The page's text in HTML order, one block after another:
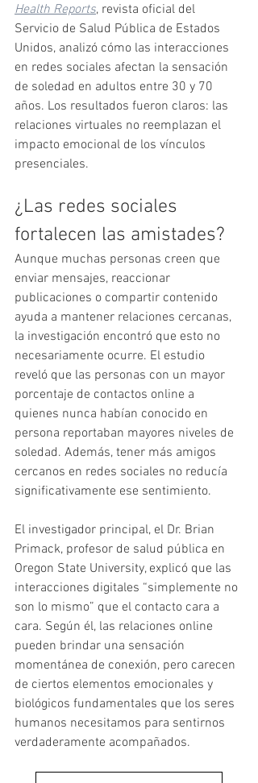
Health Reports, revista oficial del
Servicio de Salud Pública de Estados
Unidos, analizó cómo las interacciones
en redes sociales afectan la sensación
de soledad en adultos entre 30 y 70
años. Los resultados fueron claros: las
relaciones virtuales no reemplazan el
impacto emocional de los vínculos
presenciales.
¿Las redes sociales
fortalecen las amistades?
Aunque muchas personas creen que
enviar mensajes, reaccionar
publicaciones o compartir contenido
ayuda a mantener relaciones cercanas,
la investigación encontró que esto no
necesariamente ocurre. El estudio
reveló que las personas con un mayor
porcentaje de contactos online a
quienes nunca habían conocido en
persona reportaban mayores niveles de
soledad. Además, tener más amigos
cercanos en redes sociales no reducía
significativamente ese sentimiento.
El investigador principal, el Dr. Brian
Primack, profesor de salud pública en
Oregon State University, explicó que las
interacciones digitales “simplemente no
son lo mismo” que el contacto cara a
cara. Según él, las relaciones online
pueden brindar una sensación
momentánea de conexión, pero carecen
de ciertos elementos emocionales y
biológicos fundamentales que los seres
humanos necesitamos para sentirnos
verdaderamente acompañados.